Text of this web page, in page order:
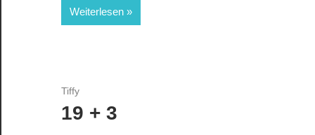
Weiterlesen
Tiffy
19 + 3